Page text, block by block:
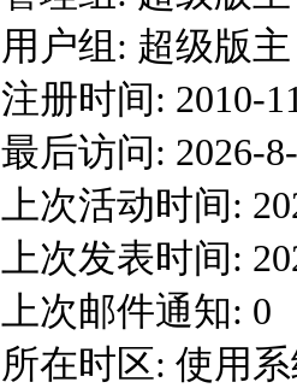
用户组: 超级版主
注册时间: 2010-
最后访问: 2026-
上次活动时间:
上次发表时间:
上次邮件通知: 0
所在时区: 使用